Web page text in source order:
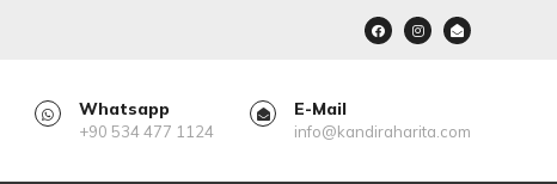
Whatsapp
+90 534 477 1124
E-Mail
info@kandiraharita.com